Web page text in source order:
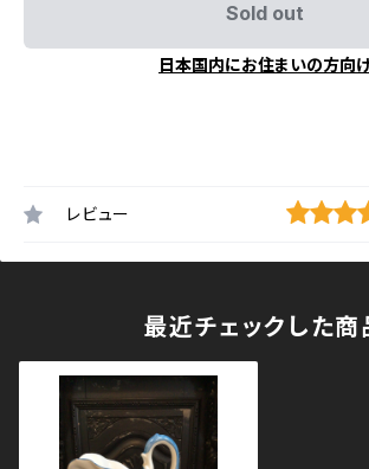
Sold out
日本国内にお住まいの方向
レビュー
最近チェックした商